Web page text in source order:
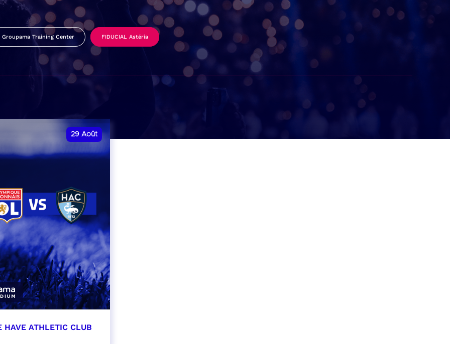
Groupama Training Center FIDUCIAL Astéria
29 Août
HAVE ATHLETIC CLUB